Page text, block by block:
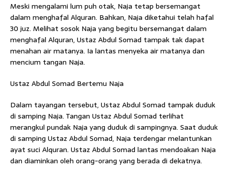
Meski mengalami lum puh otak, Naja tetap bersemangat
dalam menghafal Alquran. Bahkan, Naja diketahui telah hafal
30 juz. Melihat sosok Naja yang begitu bersemangat dalam
menghafal Alquran, Ustaz Abdul Somad tampak tak dapat
menahan air matanya. Ia lantas menyeka air matanya dan
mencium tangan Naja.
Ustaz Abdul Somad Bertemu Naja
Dalam tayangan tersebut, Ustaz Abdul Somad tampak duduk
di samping Naja. Tangan Ustaz Abdul Somad terlihat
merangkul pundak Naja yang duduk di sampingnya. Saat duduk
di samping Ustaz Abdul Somad, Naja terdengar melantunkan
ayat suci Alquran. Ustaz Abdul Somad lantas mendoakan Naja
dan diaminkan oleh orang-orang yang berada di dekatnya.